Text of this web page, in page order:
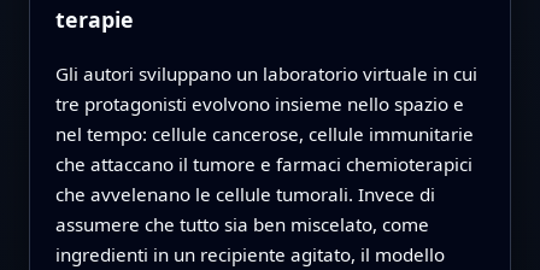
terapie
Gli autori sviluppano un laboratorio virtuale in cui
tre protagonisti evolvono insieme nello spazio e
nel tempo: cellule cancerose, cellule immunitarie
che attaccano il tumore e farmaci chemioterapici
che avvelenano le cellule tumorali. Invece di
assumere che tutto sia ben miscelato, come
ingredienti in un recipiente agitato, il modello